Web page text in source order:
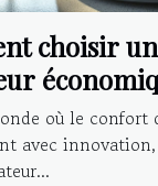
choisir
en 2025
où le confort
avec